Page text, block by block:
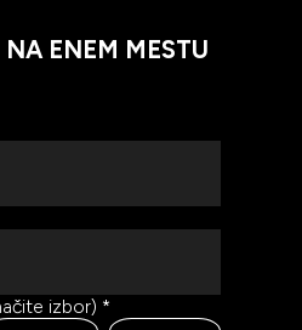
ENEM MESTU
izbor) *